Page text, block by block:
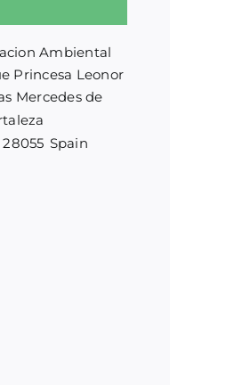
Ambiental
Princesa Leonor
Mercedes de
28055 Spain